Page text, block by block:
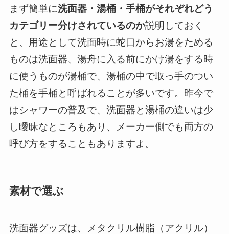
まず簡単に洗面器・湯桶・手桶がそれぞれどう
カテゴリー分けされているのか説明しておく
と、用途として洗面時に蛇口からお湯をためる
ものは洗面器、湯舟に入る前にかけ湯をする時
に使うものが湯桶で、湯桶の中で取っ手のつい
た桶を手桶と呼ばれることが多いです。昨今で
はシャワーの普及で、洗面器と湯桶の違いは少
し曖昧なところもあり、メーカー側でも両方の
呼び方をすることもありますよ。
素材で選ぶ
洗面器グッズは、メタクリル樹脂（アクリル）